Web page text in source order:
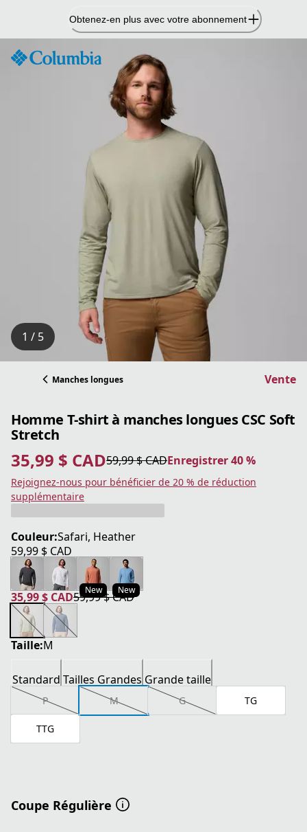
contenu
Obtenez-en plus avec votre abonnement
1 / 5
Manches longues Vente
Homme T-shirt à manches longues CSC Soft
Stretch
35,99 $ CAD
prix actuel 35,99 $ CAD59,99 $ CAD
prix original 59,99 $ CAD Enregistrer 40 %
Enregistrer 40 %
Rejoignez-nous pour bénéficier de 20 % de réduction
supplémentaire
Couleur:Safari, Heather
59,99 $ CAD
prix actuel 59,99 $ CAD
New New
35,99 $ CAD
prix actuel 35,99 $ CAD
59,99 $ CAD
prix original 59,99 $ CAD
Taille:M
Standard Tailles Grandes Grande taille
P M G TG
TTG
Coupe Régulière